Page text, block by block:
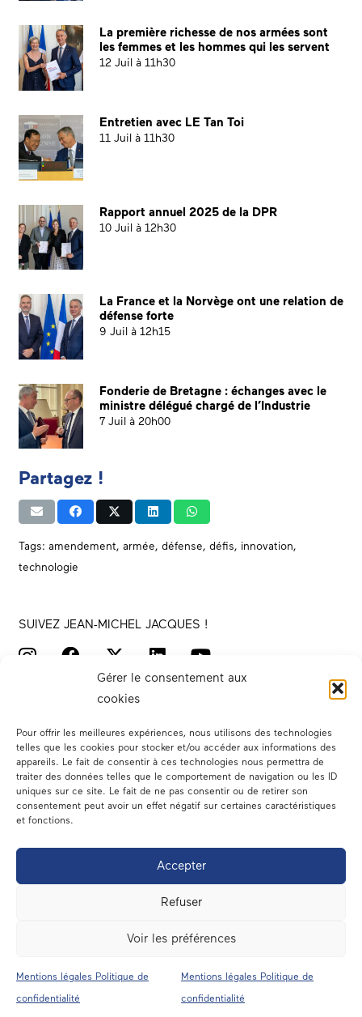
Gérer le consentement aux
cookies
Pour offrir les meilleures expériences, nous utilisons des technologies
telles que les cookies pour stocker et/ou accéder aux informations des
appareils. Le fait de consentir à ces technologies nous permettra de
traiter des données telles que le comportement de navigation ou les ID
uniques sur ce site. Le fait de ne pas consentir ou de retirer son
consentement peut avoir un effet négatif sur certaines caractéristiques
et fonctions.
Accepter
Refuser
Voir les préférences
Mentions légales Politique de
confidentialité
Mentions légales Politique de
confidentialité
La première richesse de nos armées sont
les femmes et les hommes qui les servent
12 Juil à 11h30
Entretien avec LE Tan Toi
11 Juil à 11h30
Rapport annuel 2025 de la DPR
10 Juil à 12h30
La France et la Norvège ont une relation de
défense forte
9 Juil à 12h15
Fonderie de Bretagne : échanges avec le
ministre délégué chargé de l’Industrie
7 Juil à 20h00
Partagez !
Tags: amendement, armée, défense, défis, innovation,
technologie
SUIVEZ JEAN-MICHEL JACQUES !
Votre député
Dans les médias
En circonscription
A l’assemblée
Contact
Mentions légales